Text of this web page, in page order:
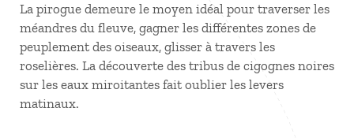
La pirogue demeure le moyen idéal pour traverser les
méandres du fleuve, gagner les différentes zones de
peuplement des oiseaux, glisser à travers les
roselières. La découverte des tribus de cigognes noires
sur les eaux miroitantes fait oublier les levers
matinaux.